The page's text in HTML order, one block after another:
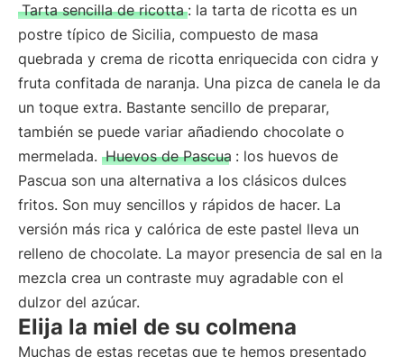
Tarta sencilla de ricotta : la tarta de ricotta es un
postre típico de Sicilia, compuesto de masa
quebrada y crema de ricotta enriquecida con cidra y
fruta confitada de naranja. Una pizca de canela le da
un toque extra. Bastante sencillo de preparar,
también se puede variar añadiendo chocolate o
mermelada. Huevos de Pascua : los huevos de
Pascua son una alternativa a los clásicos dulces
fritos. Son muy sencillos y rápidos de hacer. La
versión más rica y calórica de este pastel lleva un
relleno de chocolate. La mayor presencia de sal en la
mezcla crea un contraste muy agradable con el
dulzor del azúcar.
Elija la miel de su colmena
Muchas de estas recetas que te hemos presentado